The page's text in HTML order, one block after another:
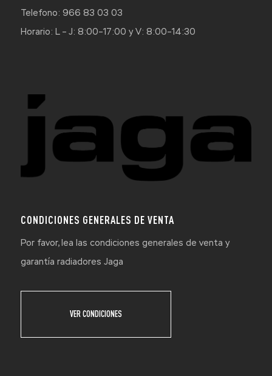
Telefono: 966 83 03 03
Horario: L – J: 8:00–17:00 y V: 8:00–14:30
CONDICIONES GENERALES DE VENTA
Por favor, lea las condiciones generales de venta y
garantía radiadores Jaga
VER CONDICIONES